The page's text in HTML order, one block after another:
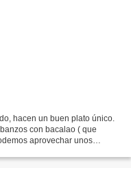
hacen un buen plato único.
con bacalao ( que
aprovechar unos